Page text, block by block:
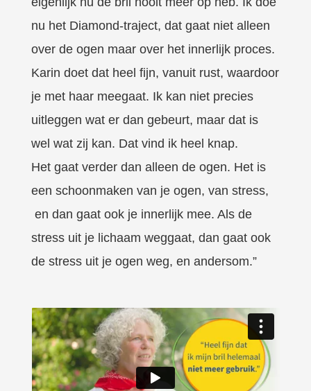
nu het Diamond-traject, dat gaat niet alleen
over de ogen maar over het innerlijk proces.
Karin doet dat heel fijn, vanuit rust, waardoor
je met haar meegaat. Ik kan niet precies
uitleggen wat er dan gebeurt, maar dat is
wel wat zij kan. Dat vind ik heel knap.
Het gaat verder dan alleen de ogen. Het is
een schoonmaken van je ogen, van stress,
en dan gaat ook je innerlijk mee. Als de
stress uit je lichaam weggaat, dan gaat ook
de stress uit je ogen weg, en andersom.”